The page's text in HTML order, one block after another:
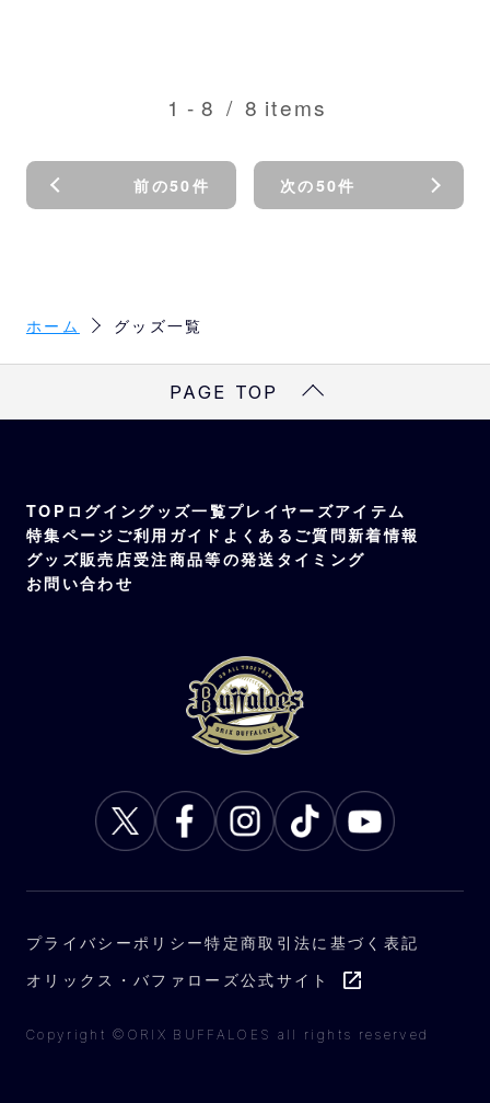
1 - 8 / 8 items
前の50件 次の50件
ホーム グッズ一覧
PAGE TOP
TOP ログイングッズ一覧プレイヤーズアイテム
特集ページ ご利用ガイド よくあるご質問新着情報
グッズ販売店受注商品等の発送タイミング
お問い合わせ
プライバシーポリシー特定商取引法に基づく表記
オリックス・バファローズ公式サイト
Copyright ©ORIX BUFFALOES all rights reserved